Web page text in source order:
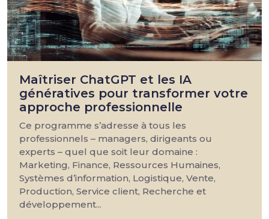
Maîtriser ChatGPT et les IA
génératives pour transformer votre
approche professionnelle
Ce programme s’adresse à tous les
professionnels – managers, dirigeants ou
experts – quel que soit leur domaine :
Marketing, Finance, Ressources Humaines,
Systèmes d’information, Logistique, Vente,
Production, Service client, Recherche et
développement...